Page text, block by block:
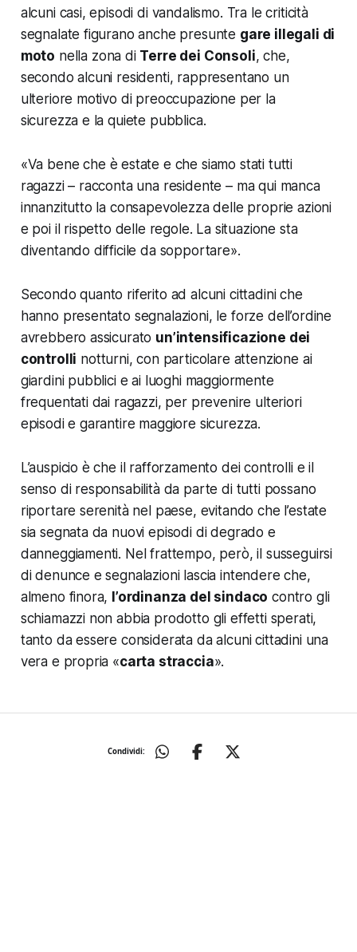
alcuni casi, episodi di vandalismo. Tra le criticità
segnalate figurano anche presunte gare illegali di
moto nella zona di Terre dei Consoli, che,
secondo alcuni residenti, rappresentano un
ulteriore motivo di preoccupazione per la
sicurezza e la quiete pubblica.
«Va bene che è estate e che siamo stati tutti
ragazzi– racconta una residente – ma qui manca
innanzitutto la consapevolezza delle proprie azioni
e poi il rispetto delle regole. La situazione sta
diventando difficile da sopportare».
Secondo quanto riferito ad alcuni cittadini che
hanno presentato segnalazioni, le forze dell’ordine
avrebbero assicurato un’intensificazione dei
controlli notturni, con particolare attenzione ai
giardini pubblici e ai luoghi maggiormente
frequentati dai ragazzi, per prevenire ulteriori
episodi e garantire maggiore sicurezza.
L’auspicio è che il rafforzamento dei controlli e il
senso di responsabilità da parte di tutti possano
riportare serenità nel paese, evitando che l’estate
sia segnata da nuovi episodi di degrado e
danneggiamenti. Nel frattempo, però, il susseguirsi
di denunce e segnalazioni lascia intendere che,
almeno finora, l’ordinanza del sindaco contro gli
schiamazzi non abbia prodotto gli effetti sperati,
tanto da essere considerata da alcuni cittadini una
vera e propria «carta straccia».
Condividi: